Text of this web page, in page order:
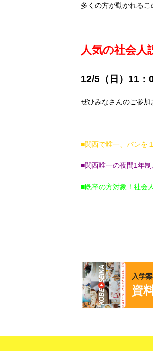
多くの方が動かれる
人気の社会人
12/5（日）11
ぜひみなさんのご参
■関西で唯一、パンを
■関西唯一の夜間1年
■既卒の方対象！社会
入学
資